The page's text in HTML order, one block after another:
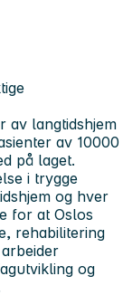
av langtidshjem
av 10000
på laget.
i trygge
og hver
for at Oslos
rehabilitering
og